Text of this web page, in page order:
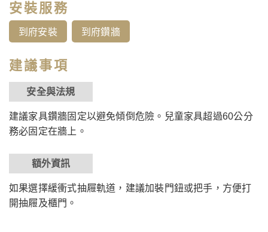
安裝服務
到府安裝 到府鑽牆
建議事項
安全與法規
建議家具鑽牆固定以避免傾倒危險。兒童家具超過60公分
務必固定在牆上。
額外資訊
如果選擇緩衝式抽屜軌道，建議加裝門鈕或把手，方便打
開抽屜及櫃門。